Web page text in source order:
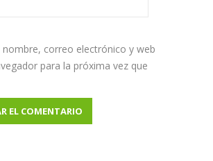
nombre, correo electrónico y web
para la próxima vez que